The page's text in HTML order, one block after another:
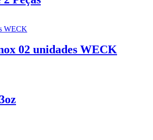
02 unidades WECK